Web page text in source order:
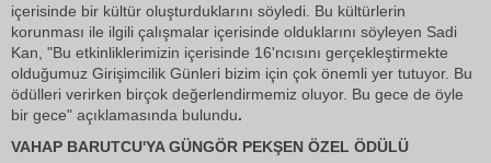
içerisinde bir kültür oluşturduklarını söyledi. Bu kültürlerin
korunması ile ilgili çalışmalar içerisinde olduklarını söyleyen Sadi
Kan, "Bu etkinliklerimizin içerisinde 16'ncısını gerçekleştirmekte
olduğumuz Girişimcilik Günleri bizim için çok önemli yer tutuyor. Bu
ödülleri verirken birçok değerlendirmemiz oluyor. Bu gece de öyle
bir gece" açıklamasında bulundu.
VAHAP BARUTCU'YA GÜNGÖR PEKŞEN ÖZEL ÖDÜLÜ